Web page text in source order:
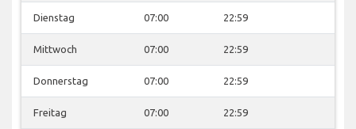
Dienstag 07:00 22:59
Mittwoch 07:00 22:59
Donnerstag 07:00 22:59
Freitag 07:00 22:59